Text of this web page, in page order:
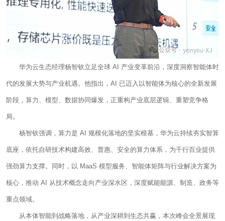
华为云生态经理杨智钦立足全球 AI 产业变革前沿，深度洞察智能体时
代的发展大势与产业机遇。他指出，AI 已迈入以智能体为核心的全新发展
阶段，算力、模型、数据协同爆发，正重构产业底层逻辑、重塑竞争格
局。
杨智钦强调，算力是 AI 规模化落地的坚实根基，华为云持续夯实智算
底座，依托自研技术构建高效、普惠、安全的算力体系，为千行百业提供
强劲算力支撑。同时，以 MaaS 模型服务、智能体矩阵与行业解决方案为
核心，推动 AI 从技术概念走向产业深水区，深度赋能能源、制造、政务等
重点领域。
从本体智能到战略落地，从产业深耕到生态共赢，本次峰会全景展现